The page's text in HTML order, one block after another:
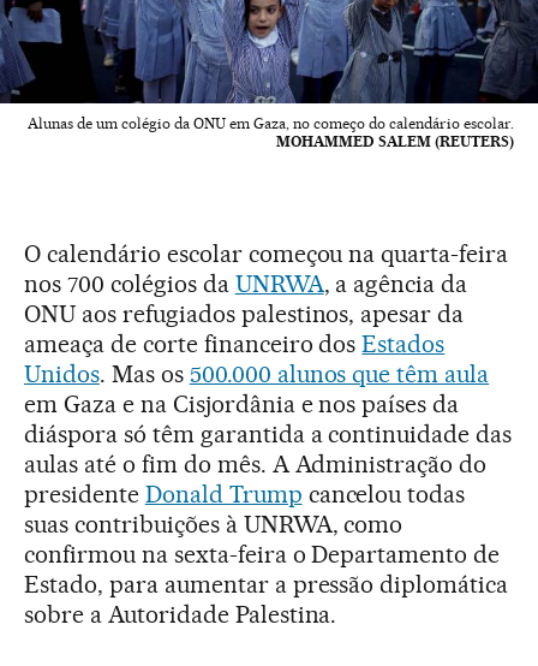
Alunas de um colégio da ONU em Gaza, no começo do calendário escolar.
MOHAMMED SALEM (REUTERS)
O calendário escolar começou na quarta-feira
nos 700 colégios da UNRWA, a agência da
ONU aos refugiados palestinos, apesar da
ameaça de corte financeiro dosEstados
Unidos. Mas os 500.000 alunos que têm aula
em Gaza e na Cisjordânia e nos países da
diáspora só têm garantida a continuidade das
aulas até o fim do mês. A Administração do
presidente Donald Trump cancelou todas
suas contribuições à UNRWA, como
confirmou na sexta-feira o Departamento de
Estado, para aumentar a pressão diplomática
sobre a Autoridade Palestina.